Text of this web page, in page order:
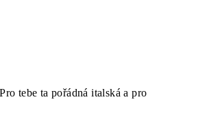
tebe ta pořádná italská a pro